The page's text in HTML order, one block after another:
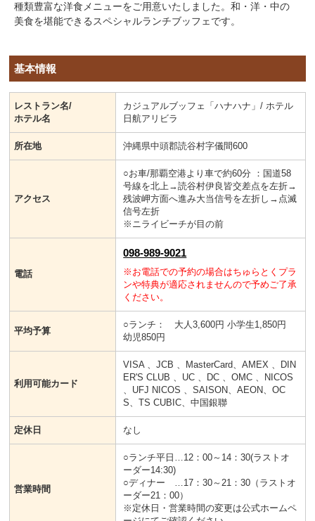
種類豊富な洋食メニューをご用意いたしました。和・洋・中の
美食を堪能できるスペシャルランチブッフェです。
基本情報
レストラン名/
ホテル名
カジュアルブッフェ「ハナハナ」/ ホテル
日航アリビラ
所在地 沖縄県中頭郡読谷村字儀間600
アクセス
○お車/那覇空港より車で約60分 ：国道58
号線を北上→読谷村伊良皆交差点を左折→
残波岬方面へ進み大当信号を左折し→点滅
信号左折
※ニライビーチが目の前
電話
098-989-9021
※お電話での予約の場合はちゅらとくプラ
ンや特典が適応されませんので予めご了承
ください。
平均予算
○ランチ： 大人3,600円 小学生1,850円
幼児850円
利用可能カード
VISA 、JCB 、MasterCard、AMEX 、DIN
ER'S CLUB 、UC 、DC 、OMC 、NICOS
、UFJ NICOS 、SAISON、AEON、OC
S、TS CUBIC、中国銀聯
定休日 なし
営業時間
○ランチ平日…12：00～14：30(ラストオ
ーダー14:30)
○ディナー …17：30～21：30（ラストオ
ーダー21：00）
※定休日・営業時間の変更は公式ホームペ